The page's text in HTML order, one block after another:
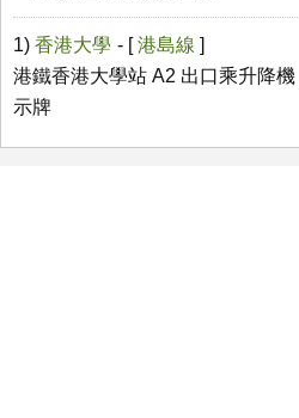
1) 香港大學 - [港島線 ]
港鐵香港大學站 A2 出口乘升降
示牌